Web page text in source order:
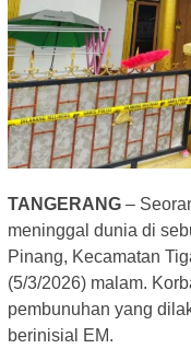
TANGERANG –
meninggal dunia di
Pinang, Kecamatan
(5/3/2026) malam.
pembunuhan yang
berinisial EM.